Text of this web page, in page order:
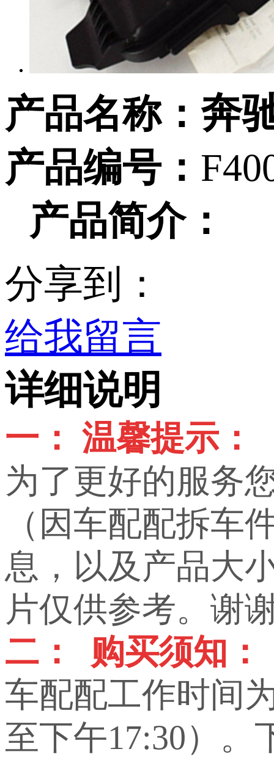
产品名称： 奔
产品编号：
产品简介：
分享到：
给我留言
详细说明
一： 温馨提示：
为了更好的服务
（因车配配拆车
息，以及产品大
片仅供参考。谢
二： 购买须知：
车配配工作时间
至下午17:30）。